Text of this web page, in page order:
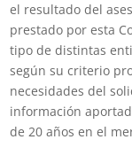
el resultado del
prestado por esta
tipo de distintas
según su criterio
necesidades del
información
de 20 años en el